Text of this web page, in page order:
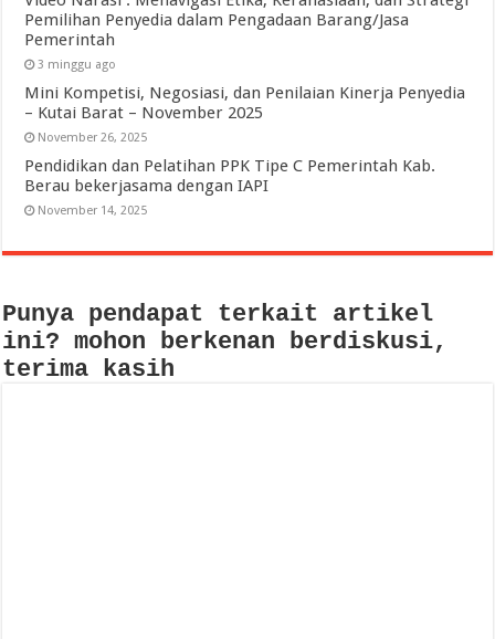
Pemilihan Penyedia dalam Pengadaan Barang/Jasa
Pemerintah
3 minggu ago
Mini Kompetisi, Negosiasi, dan Penilaian Kinerja Penyedia
– Kutai Barat – November 2025
November 26, 2025
Pendidikan dan Pelatihan PPK Tipe C Pemerintah Kab.
Berau bekerjasama dengan IAPI
November 14, 2025
Punya pendapat terkait artikel
ini? mohon berkenan berdiskusi,
terima kasih